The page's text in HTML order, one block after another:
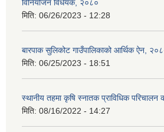
विनियोजन विधेयक, २०८०
मिति: 06/26/2023 - 12:28
बारपाक सुलिकोट गाउँपालिकाको आर्थिक ऐन,
मिति: 06/25/2023 - 18:51
स्थानीय तहमा कृषि स्नातक प्राविधिक परिचालन
मिति: 08/16/2022 - 14:27